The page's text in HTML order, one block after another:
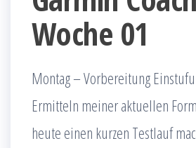
Woche 01
Montag – Vorbereitung
Ermitteln meiner aktuellen
heute einen kurzen Testlauf